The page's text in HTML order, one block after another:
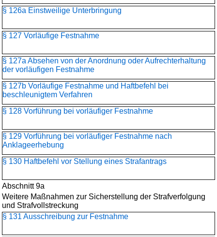
§ 126a Einstweilige Unterbringung
§ 127 Vorläufige Festnahme
§ 127a Absehen von der Anordnung oder Aufrechterhaltung
der vorläufigen Festnahme
§ 127b Vorläufige Festnahme und Haftbefehl bei
beschleunigtem Verfahren
§ 128 Vorführung bei vorläufiger Festnahme
§ 129 Vorführung bei vorläufiger Festnahme nach
Anklageerhebung
§ 130 Haftbefehl vor Stellung eines Strafantrags
Abschnitt 9a
Weitere Maßnahmen zur Sicherstellung der Strafverfolgung
und Strafvollstreckung
§ 131 Ausschreibung zur Festnahme